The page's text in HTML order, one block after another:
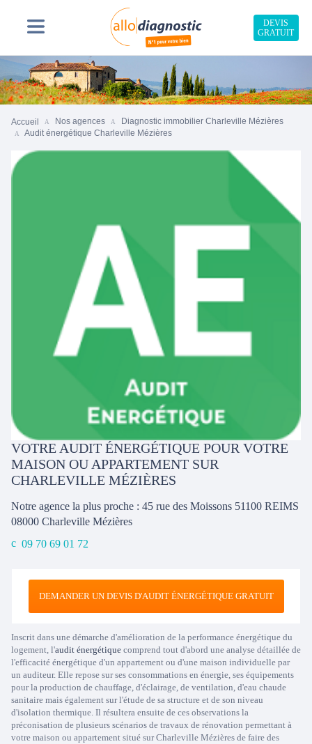
DEVIS
GRATUIT
Accueil Nos agences
Diagnostic immobilier Charleville Mézières
Audit énergétique Charleville Mézières
VOTRE AUDIT ÉNERGÉTIQUE POUR VOTRE
MAISON OU APPARTEMENT SUR
CHARLEVILLE MÉZIÈRES
Notre agence la plus proche : 45 rue des Moissons 51100 REIMS
08000 Charleville Mézières
09 70 69 01 72
DEMANDER UN DEVIS D'AUDIT ÉNERGÉTIQUE GRATUIT
Inscrit dans une démarche d'amélioration de la performance énergétique du
logement, l'audit énergétique comprend tout d'abord une analyse détaillée de
l'efficacité énergétique d'un appartement ou d'une maison individuelle par
un auditeur. Elle repose sur ses consommations en énergie, ses équipements
pour la production de chauffage, d'éclairage, de ventilation, d'eau chaude
sanitaire mais également sur l'étude de sa structure et de son niveau
d'isolation thermique. Il résultera ensuite de ces observations la
préconisation de plusieurs scénarios de travaux de rénovation permettant à
votre maison ou appartement situé sur Charleville Mézières de faire des